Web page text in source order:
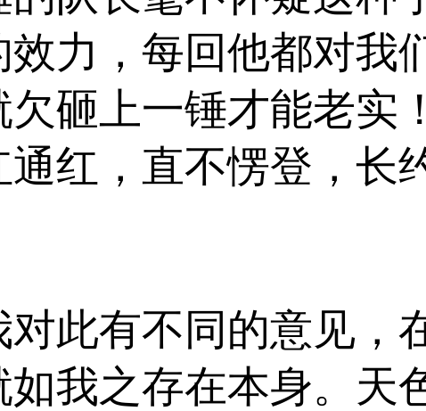
效力，每回他都对我
欠砸上一锤才能老实
通红，直不愣登，长
对此有不同的意见，
如我之存在本身。天